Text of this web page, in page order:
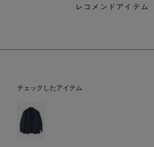
レコメンドアイテム
チェックしたアイテム